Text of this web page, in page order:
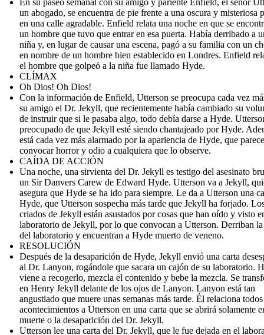
un abogado, se encuentra de pie frente a una oscura y misteriosa
en una calle agradable. Enfield relata una noche en que se
un hombre que tuvo que entrar en esa puerta. Había derribado a
niña y, en lugar de causar una escena, pagó a su familia con un
en nombre de un hombre bien establecido en Londres. Enfield
el hombre que golpeó a la niña fue llamado Hyde.
CLÍMAX
Oh Dios! Oh Dios!
Con la información de Enfield, Utterson se preocupa cada vez
su amigo el Dr. Jekyll, que recientemente había cambiado su
de instruir que si le pasaba algo, todo debía darse a Hyde.
preocupado de que Jekyll esté siendo chantajeado por Hyde.
está cada vez más alarmado por la apariencia de Hyde, que parece
convocar horror y odio a cualquiera que lo observe.
CAÍDA DE ACCIÓN
Una noche, una sirvienta del Dr. Jekyll es testigo del asesinato
un Sir Danvers Carew de Edward Hyde. Utterson va a Jekyll,
asegura que Hyde se ha ido para siempre. Le da a Utterson una
Hyde, que Utterson sospecha más tarde que Jekyll ha forjado.
criados de Jekyll están asustados por cosas que han oído y visto
laboratorio de Jekyll, por lo que convocan a Utterson. Derriban
del laboratorio y encuentran a Hyde muerto de veneno.
RESOLUCIÓN
Después de la desaparición de Hyde, Jekyll envió una carta
al Dr. Lanyon, rogándole que sacara un cajón de su laboratorio.
viene a recogerlo, mezcla el contenido y bebe la mezcla. Se
en Henry Jekyll delante de los ojos de Lanyon. Lanyon está tan
angustiado que muere unas semanas más tarde. Él relaciona todos
acontecimientos a Utterson en una carta que se abrirá solamente
muerte o la desaparición del Dr. Jekyll.
Utterson lee una carta del Dr. Jekyll, que le fue dejada en el